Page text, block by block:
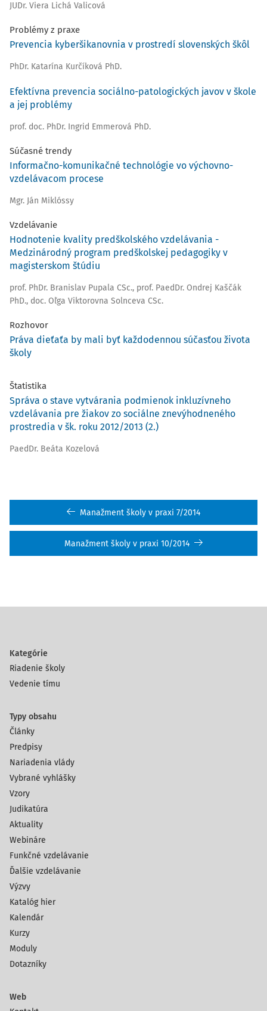
JUDr. Viera Lichá Valicová
Problémy z praxe
Prevencia kyberšikanovnia v prostredí slovenských škôl
PhDr. Katarína Kurčíková PhD.
Efektívna prevencia sociálno-patologických javov v škole
a jej problémy
prof. doc. PhDr. Ingrid Emmerová PhD.
Súčasné trendy
Informačno-komunikačné technológie vo výchovno-
vzdelávacom procese
Mgr. Ján Miklóssy
Vzdelávanie
Hodnotenie kvality predškolského vzdelávania -
Medzinárodný program predškolskej pedagogiky v
magisterskom štúdiu
prof. PhDr. Branislav Pupala CSc., prof. PaedDr. Ondrej Kaščák
PhD., doc. Oľga Viktorovna Solnceva CSc.
Rozhovor
Práva dieťaťa by mali byť každodennou súčasťou života
školy
Štatistika
Správa o stave vytvárania podmienok inkluzívneho
vzdelávania pre žiakov zo sociálne znevýhodneného
prostredia v šk. roku 2012/2013 (2.)
PaedDr. Beáta Kozelová
Manažment školy v praxi 7/2014
Manažment školy v praxi 10/2014
Kategórie
Riadenie školy
Vedenie tímu
Typy obsahu
Články
Predpisy
Nariadenia vlády
Vybrané vyhlášky
Vzory
Judikatúra
Aktuality
Webináre
Funkčné vzdelávanie
Ďalšie vzdelávanie
Výzvy
Katalóg hier
Kalendár
Kurzy
Moduly
Dotazníky
Web